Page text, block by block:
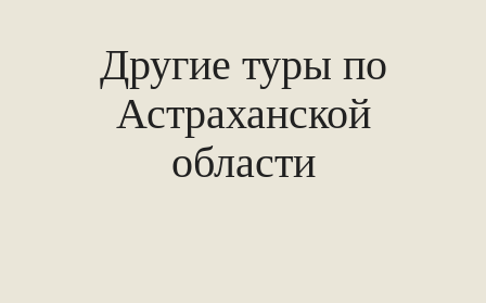
Другие туры по
Астраханской
области